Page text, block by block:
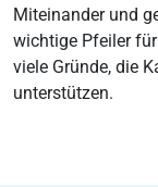
Miteinander und
wichtige Pfeiler
viele Gründe, die
unterstützen.